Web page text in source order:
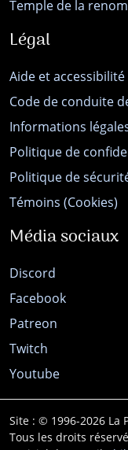
Temple de la
Légal
Aide et accessibilité
Code de conduite
Informations
Politique de
Politique de
Témoins (Cookies)
Média sociaux
Discord
Facebook
Patreon
Twitch
Youtube
Site : © 1996-2026 La
Tous les droits